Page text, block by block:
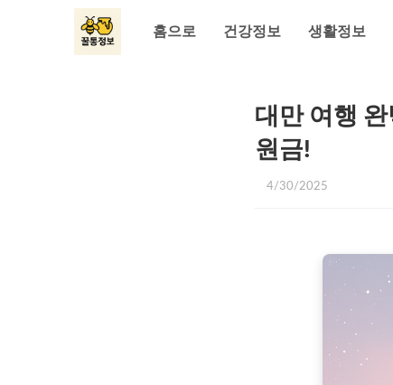
홈으로 건강정보 생활정보
대만 여행 완
원금!
4/30/2025